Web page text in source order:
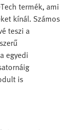
termék, ami
kínál. Számos
teszi a
egyedi
is